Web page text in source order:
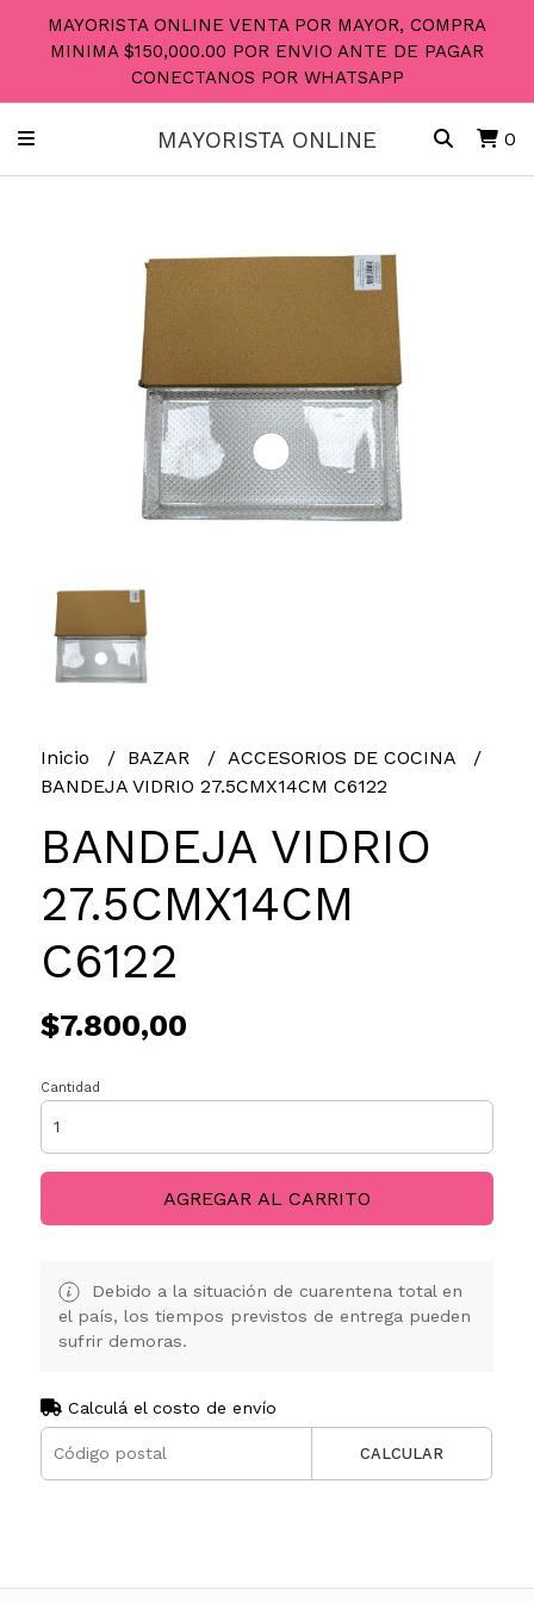
MAYORISTA ONLINE VENTA POR MAYOR, COMPRA
MINIMA $150,000.00 POR ENVIO ANTE DE PAGAR
CONECTANOS POR WHATSAPP
MAYORISTA ONLINE 0
Inicio BAZAR
ACCESORIOS DE COCINA
BANDEJA VIDRIO 27.5CMX14CM C6122
BANDEJA VIDRIO
27.5CMX14CM
C6122
$7.800,00
Cantidad
AGREGAR AL CARRITO
Debido a la situación de cuarentena total en
el país, los tiempos previstos de entrega pueden
sufrir demoras.
Calculá el costo de envío
CALCULAR